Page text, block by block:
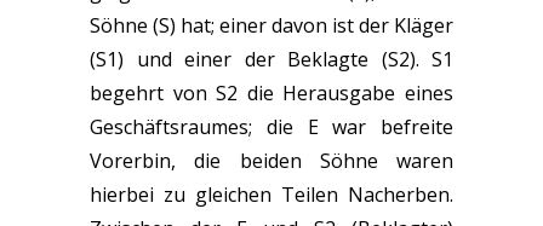
Söhne (S) hat; einer davon ist der Kläger
(S1) und einer der Beklagte (S2). S1
begehrt von S2 die Herausgabe eines
Geschäftsraumes; die E war befreite
Vorerbin, die beiden Söhne waren
hierbei zu gleichen Teilen Nacherben.